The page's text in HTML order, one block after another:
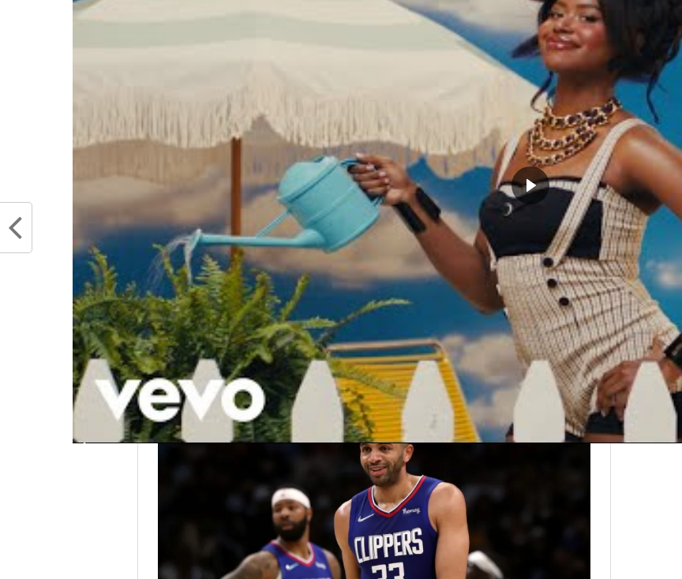
Indiana’s top two defenders are making it very
pic.twitter.com/m0fsBicZAB
— Evan Sidery (@esidery)
June 12, 2025
Indianamène 2-1. La dynamique est retournée et l’ambiance à laGainbridge
pourrait bien achever unThunderen plein doute. Mais leGame 4arrive vite.
Et s’il y a bien un gars dans ce vestiaire qui n’a pas perdu le fil, c’estShai Gilgeous-
Alexander. Sa déclaration sobre est aussi une promesse silencieuse. Pas besoin
d’aboyer quand on sait qu’on va mordre au prochain round. Le genre d’attitude qui
forgedes leaders et qui peut encore faire basculer cette série.
OKC a pris un uppercut en pleine tête et l’Amérique attendait une
sortie de Shai Gilgeous-Alexander pleine de feu et de punchlines.
Raté. Il a préféré une punchline pour lui-même. Calme. Glacée.
Concentrée. Ce n’est peut-être pas ce qu’on voulait entendre. Mais
c’est peut-être exactement ce que le Thunder avait besoin d’écouter.